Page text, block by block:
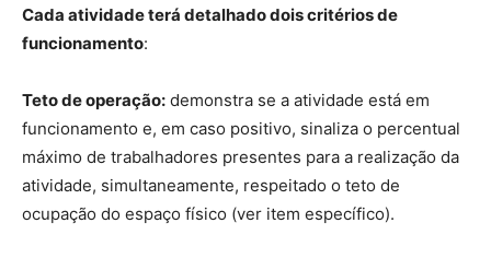
Cada atividade terá detalhado dois critérios de
funcionamento:
Teto de operação: demonstra se a atividade está em
funcionamento e, em caso positivo, sinaliza o percentual
máximo de trabalhadores presentes para a realização da
atividade, simultaneamente, respeitado o teto de
ocupação do espaço físico (ver item específico).